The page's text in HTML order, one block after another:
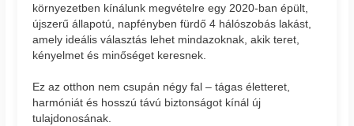
környezetben kínálunk megvételre egy 2020-ban épült,
újszerű állapotú, napfényben fürdő 4 hálószobás lakást,
amely ideális választás lehet mindazoknak, akik teret,
kényelmet és minőséget keresnek.
Ez az otthon nem csupán négy fal – tágas életteret,
harmóniát és hosszú távú biztonságot kínál új
tulajdonosának.